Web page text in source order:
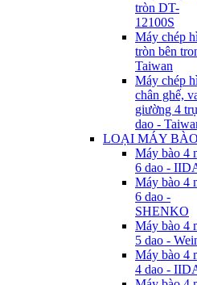
tròn DT-
12100S
Máy chép
tròn bên
Taiwan
Máy chép
chân ghế,
giường 4
dao -
LOẠI MÁY BÀO
Máy bào 4
6 dao -
Máy bào 4
6 dao -
SHENKO
Máy bào 4
5 dao -
Máy bào 4
4 dao -